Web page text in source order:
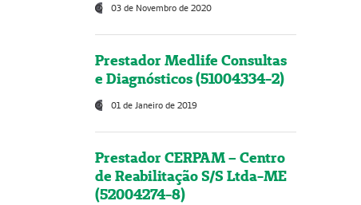
03 de Novembro de 2020
Prestador Medlife Consultas
e Diagnósticos (51004334-2)
01 de Janeiro de 2019
Prestador CERPAM – Centro
de Reabilitação S/S Ltda-ME
(52004274-8)